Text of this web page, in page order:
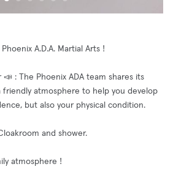
A.D.A. Martial Arts !
: The Phoenix ADA team shares its
friendly atmosphere to help you develop
but also your physical condition.
and shower.
atmosphere !